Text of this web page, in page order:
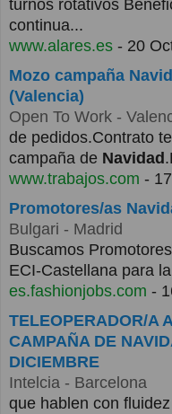
turnos rotativos
continua...
www.alares.es - 20
Mozo campaña
(Valencia)
Open To Work -
de pedidos.Contrato
campaña de Navidad
www.trabajos.com -
Promotores/as
Bulgari - Madrid
Buscamos
ECI-Castellana para
es.fashionjobs.com -
TELEOPERADOR/A
CAMPAÑA DE
DICIEMBRE
Intelcia - Barcelona
que hablen con